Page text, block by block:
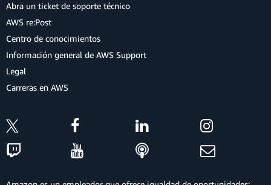
Abra un ticket de soporte técnico
AWS re:Post
Centro de conocimientos
Información general de AWS Support
Legal
Carreras en AWS